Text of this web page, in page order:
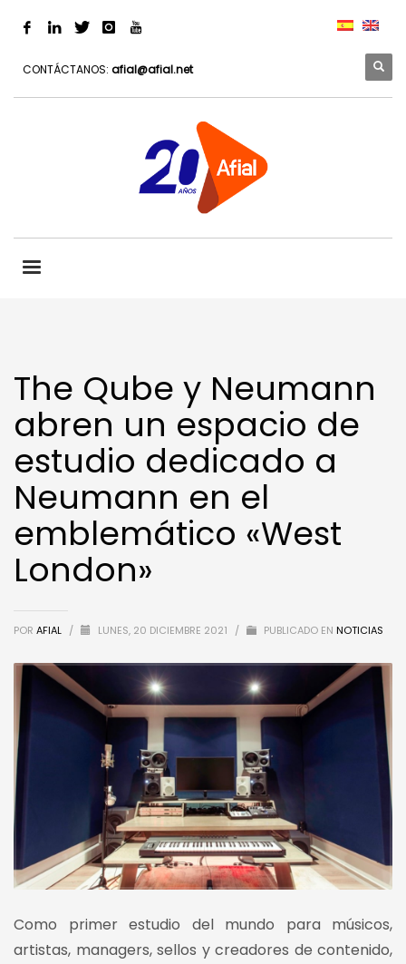
CONTÁCTANOS: afial@afial.net
The Qube y Neumann
abren un espacio de
estudio dedicado a
Neumann en el
emblemático «West
London»
POR AFIAL / LUNES, 20 DICIEMBRE 2021 / PUBLICADO EN NOTICIAS
Como primer estudio del mundo para músicos,
artistas, managers, sellos y creadores de contenido,